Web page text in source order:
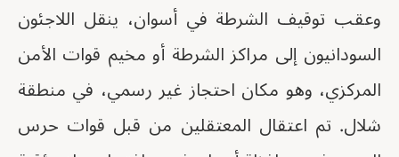
وعقب توقيف الشرطة في أسوان، ينقل اللاجئون
السودانيون إلى مراكز الشرطة أو مخيم قوات الأمن
المركزي، وهو مكان احتجاز غير رسمي، في منطقة
شلال. تم اعتقال المعتقلين من قبل قوات حرس